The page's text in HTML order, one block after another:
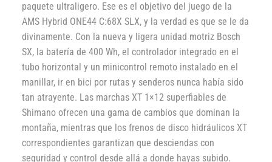
paquete ultraligero. Ese es el objetivo del juego de la
AMS Hybrid ONE44 C:68X SLX, y la verdad es que se le da
divinamente. Con la nueva y ligera unidad motriz Bosch
SX, la batería de 400 Wh, el controlador integrado en el
tubo horizontal y un minicontrol remoto instalado en el
manillar, ir en bici por rutas y senderos nunca había sido
tan atrayente. Las marchas XT 1×12 superfiables de
Shimano ofrecen una gama de cambios que dominan la
montaña, mientras que los frenos de disco hidráulicos XT
correspondientes garantizan que desciendas con
seguridad y control desde allá a donde hayas subido.